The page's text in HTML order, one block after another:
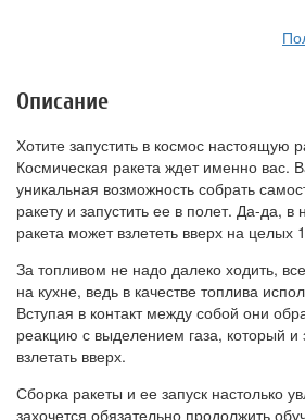
Описание
Хотите запустить в космос настоящую
Космическая ракета ждет именно вас.
уникальная возможность собрать
ракету и запустить ее в полет. Да-да,
ракета может взлететь вверх на целых
За топливом не надо далеко ходить,
на кухне, ведь в качестве топлива
Вступая в контакт между собой они
реакцию с выделением газа, который и
взлетать вверх.
Сборка ракеты и ее запуск настолько
захочется обязательно продолжить